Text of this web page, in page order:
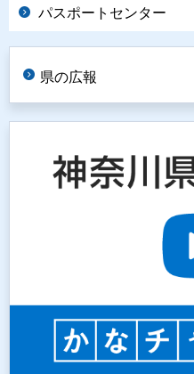
パスポートセンター
県の広報